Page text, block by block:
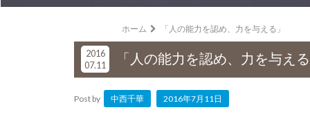
ホーム 「人の能力を認め、力を与える」
2016
07.11
「人の能力を認め、力を与え
Post by 中西千華 2016年7月11日